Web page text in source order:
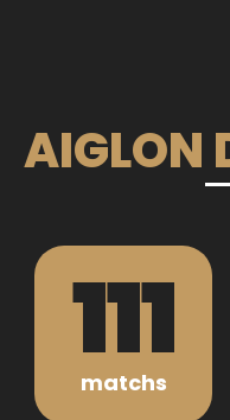
AIGLON
111
matchs